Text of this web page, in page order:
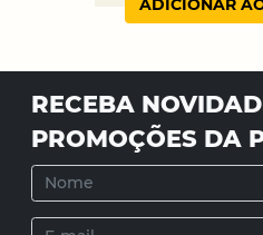
ADICIONAR
RECEBA
PROMOÇÕES DA